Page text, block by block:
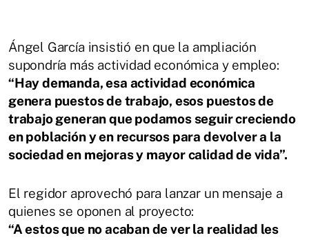
Ángel García insistió en que la ampliación
supondría más actividad económica y empleo:
“Hay demanda, esa actividad económica
genera puestos de trabajo, esos puestos de
trabajo generan que podamos seguir creciendo
en población y en recursos para devolver a la
sociedad en mejoras y mayor calidad de vida”.
El regidor aprovechó para lanzar un mensaje a
quienes se oponen al proyecto:
“A estos que no acaban de ver la realidad les